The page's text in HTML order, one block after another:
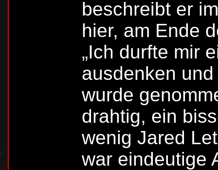
beschreibt er
hier, am Ende
„Ich durfte mir
ausdenken
wurde
drahtig, ein
wenig Jared
war eindeutige